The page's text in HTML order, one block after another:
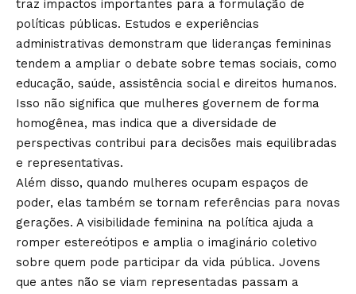
traz impactos importantes para a formulação de
políticas públicas. Estudos e experiências
administrativas demonstram que lideranças femininas
tendem a ampliar o debate sobre temas sociais, como
educação, saúde, assistência social e direitos humanos.
Isso não significa que mulheres governem de forma
homogênea, mas indica que a diversidade de
perspectivas contribui para decisões mais equilibradas
e representativas.
Além disso, quando mulheres ocupam espaços de
poder, elas também se tornam referências para novas
gerações. A visibilidade feminina na política ajuda a
romper estereótipos e amplia o imaginário coletivo
sobre quem pode participar da vida pública. Jovens
que antes não se viam representadas passam a